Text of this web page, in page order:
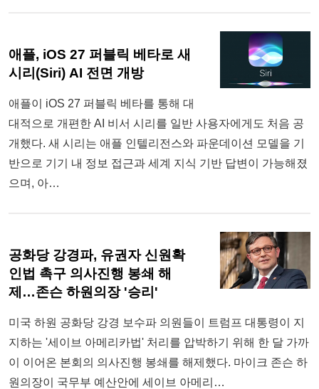
애플, iOS 27 퍼블릭 베타로 새
시리(Siri) AI 전면 개방
애플이 iOS 27 퍼블릭 베타를 통해 대
대적으로 개편한 AI 비서 시리를 일반 사용자에게도 처음 공
개했다. 새 시리는 애플 인텔리전스와 파운데이션 모델을 기
반으로 기기 내 정보 접근과 세계 지식 기반 답변이 가능해졌
으며, 아…
공화당 강경파, 유권자 신원확
인법 촉구 의사진행 봉쇄 해
제…존슨 하원의장 '승리'
미국 하원 공화당 강경 보수파 의원들이 트럼프 대통령이 지
지하는 '세이브 아메리카법' 처리를 압박하기 위해 한 달 가까
이 이어온 본회의 의사진행 봉쇄를 해제했다. 마이크 존슨 하
원의장이 국무부 예산안에 세이브 아메리…